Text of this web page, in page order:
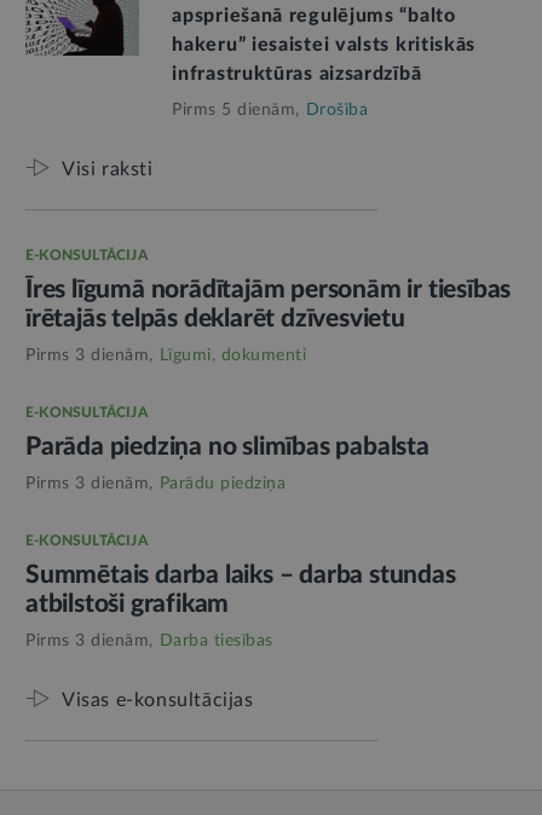
apspriešanā regulējums “balto
hakeru” iesaistei valsts kritiskās
infrastruktūras aizsardzībā
Pirms 5 dienām, Drošība
Visi raksti
E-KONSULTĀCIJA
Īres līgumā norādītajām personām ir tiesības
īrētajās telpās deklarēt dzīvesvietu
Pirms 3 dienām, Līgumi, dokumenti
E-KONSULTĀCIJA
Parāda piedziņa no slimības pabalsta
Pirms 3 dienām, Parādu piedziņa
E-KONSULTĀCIJA
Summētais darba laiks – darba stundas
atbilstoši grafikam
Pirms 3 dienām, Darba tiesības
Visas e-konsultācijas